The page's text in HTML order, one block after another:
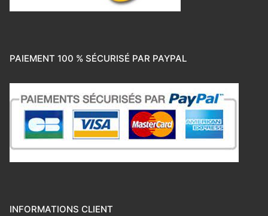
PAIEMENT 100 % SÉCURISÉ PAR PAYPAL
INFORMATIONS CLIENT